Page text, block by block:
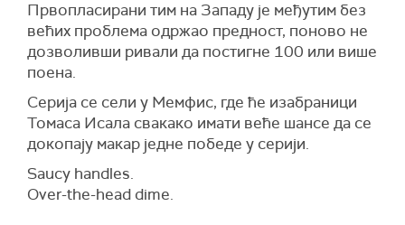
Првопласирани тим на Западу је међутим без
већих проблема одржао предност, поново не
дозволивши ривали да постигне 100 или више
поена.
Серија се сели у Мемфис, где ће изабраници
Томаса Исала свакако имати веће шансе да се
докопају макар једне победе у серији.
Saucy handles.
Over-the-head dime.